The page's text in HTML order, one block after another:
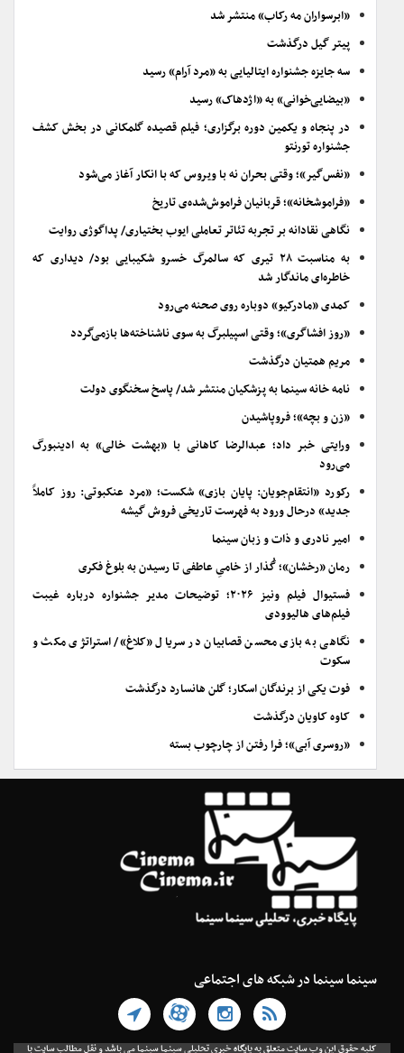
«ابرسواران مه رکاب» منتشر شد
پیتر گیل درگذشت
سه جایزه جشنواره ایتالیایی به «مرد آرام» رسید
«بیضایی‌خوانی» به «اژدهاک» رسید
در پنجاه و یکمین دوره برگزاری؛ فیلم قصیده گلمکانی در بخش کشف
جشنواره تورنتو
«نفس‌گیر»؛ وقتی بحران نه با ویروس که با انکار آغاز می‌شود
«فراموشخانه»؛ قربانیان فراموش‌شده‌ی تاریخ
نگاهی نقادانه بر تجربه تئاتر تعاملی ایوب بختیاری/ پداگوژی روایت
به مناسبت ۲۸ تیری که سالمرگ خسرو شکیبایی بود/ دیداری که
خاطره‌ای ماندگار شد
کمدی «مادرکیو» دوباره روی صحنه می‌رود
«روز افشاگری»؛ وقتی اسپیلبرگ به سوی ناشناخته‌ها بازمی‌گردد
مریم همتیان درگذشت
نامه خانه سینما به پزشکیان منتشر شد/ پاسخ سخنگوی دولت
«زن و بچه»؛ فروپاشیدن
ورایتی خبر داد؛ عبدالرضا کاهانی با «بهشت خالی» به ادینبورگ
می‌رود
رکورد «انتقام‌جویان: پایان بازی» شکست؛ «مرد عنکبوتی: روز کاملاً
جدید» درحال ورود به فهرست تاریخی فروش گیشه
امیر نادری و ذات و زبان سینما
رمان «رخشان»؛ گُذار از خامیِ عاطفی تا رسیدن به بلوغ فکری
فستیوال فیلم ونیز ۲۰۲۶؛ توضیحات مدیر جشنواره درباره غیبت
فیلم‌های هالیوودی
نگاهی به بازی محسن قصابیان در سریال «کلاغ»/ استراتژی مکث و
سکوت
فوت یکی از برندگان اسکار؛ گلن هانسارد درگذشت
کاوه کاویان درگذشت
«روسری آبی»؛ فرا رفتن از چارچوب بسته
سینما سینما در شبکه های اجتماعی
کلیه حقوق این وب سایت متعلق به پایگاه خبری تحلیلی سینما سینما می باشد و نقل مطالب سایت با